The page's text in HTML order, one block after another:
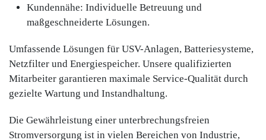
Kundennähe: Individuelle Betreuung und
maßgeschneiderte Lösungen.
Umfassende Lösungen für USV-Anlagen, Batteriesysteme,
Netzfilter und Energiespeicher. Unsere qualifizierten
Mitarbeiter garantieren maximale Service-Qualität durch
gezielte Wartung und Instandhaltung.
Die Gewährleistung einer unterbrechungsfreien
Stromversorgung ist in vielen Bereichen von Industrie,